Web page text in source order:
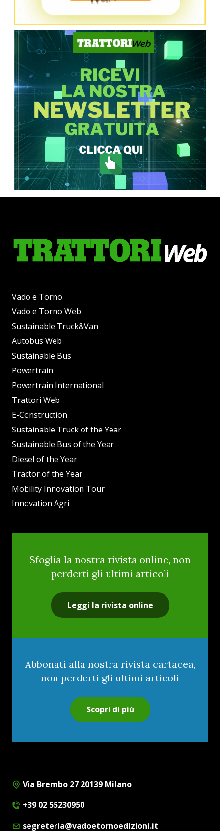
Vado e Torno
Vado e Torno Web
Sustainable Truck&Van
Autobus Web
Sustainable Bus
Powertrain
Powertrain International
Trattori Web
E-Construction
Sustainable Truck of the Year
Sustainable Bus of the Year
Diesel of the Year
Tractor of the Year
Mobility Innovation Tour
Innovation Agri
Sfoglia la nostra rivista online, non
perderti gli ultimi articoli
Leggi la rivista online
Abbonati alla nostra rivista cartacea,
non perderti gli ultimi articoli
Scopri di più
Via Brembo 27 20139 Milano
+39 02 55230950
segreteria@vadoetornoedizioni.it